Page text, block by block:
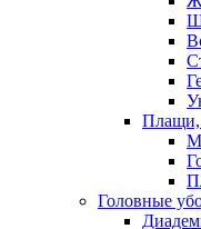
Плащи,
Головные